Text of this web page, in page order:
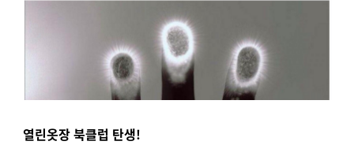
열린옷장 북클럽 탄생!